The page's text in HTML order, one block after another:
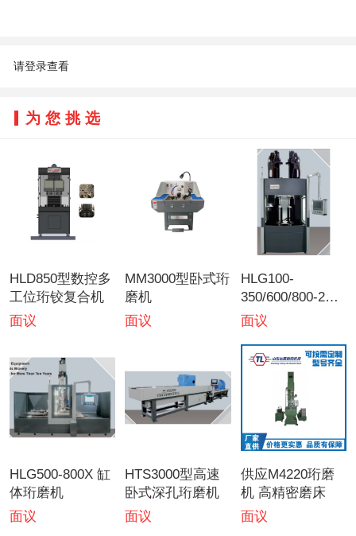
请登录查看
为您挑选
HLD850型数控多
工位珩铰复合机
面议
MM3000型卧式珩
磨机
面议
HLG100-
350/600/800-2C
型高精度立式珩
面议
HLG500-800X 缸
体珩磨机
面议
HTS3000型高速
卧式深孔珩磨机
面议
供应M4220珩磨
机 高精密磨床
面议